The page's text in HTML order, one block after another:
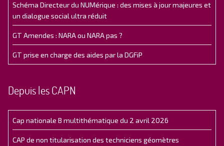
Schéma Directeur du NUMérique : des mises à jour majeures et
un dialogue social ultra réduit
GT Amendes : NARA ou NARA pas ?
GT prise en charge des aides par la DGFiP
Depuis les CAPN
Cap nationale B multithématique du 2 avril 2026
CAP de non titularisation des techniciens géomètres